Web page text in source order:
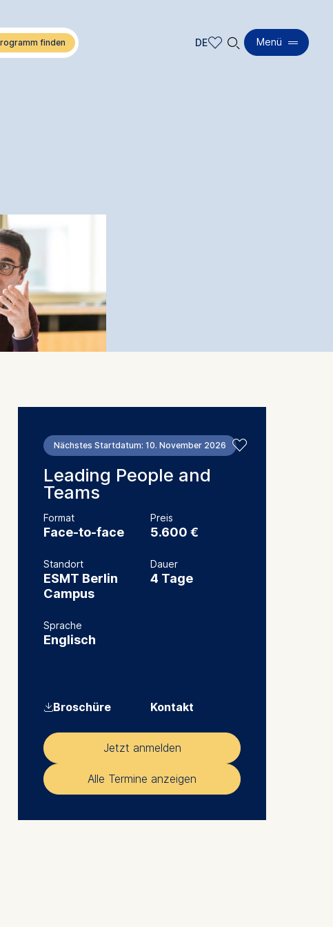
DE 🔍︎ Menü
Nächstes Startdatum: 10. November 2026
Leading People and
Teams
Format
Face-to-face
Preis
5.600 €
Standort
ESMT Berlin
Campus
Dauer
4 Tage
Sprache
Englisch
⇓Broschüre Kontakt
Jetzt anmelden
Alle Termine anzeigen